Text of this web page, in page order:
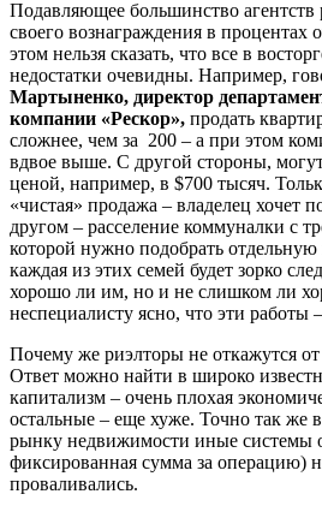
Подавляющее большинство
своего вознаграждения в
этом нельзя сказать, что все в
недостатки очевидны. Например,
Мартыненко, директор
компании «Рескор», продать
сложнее, чем за 200 – а при этом
вдвое выше. С другой стороны,
ценой, например, в $700 тысяч.
«чистая» продажа – владелец хочет
другом – расселение коммуналки с
которой нужно подобрать
каждая из этих семей будет зорко
хорошо ли им, но и не слишком ли
неспециалисту ясно, что эти работы
Почему же риэлторы не откажутся
Ответ можно найти в широко
капитализм – очень плохая
остальные – еще хуже. Точно так же
рынку недвижимости иные системы
фиксированная сумма за операцию)
проваливались.